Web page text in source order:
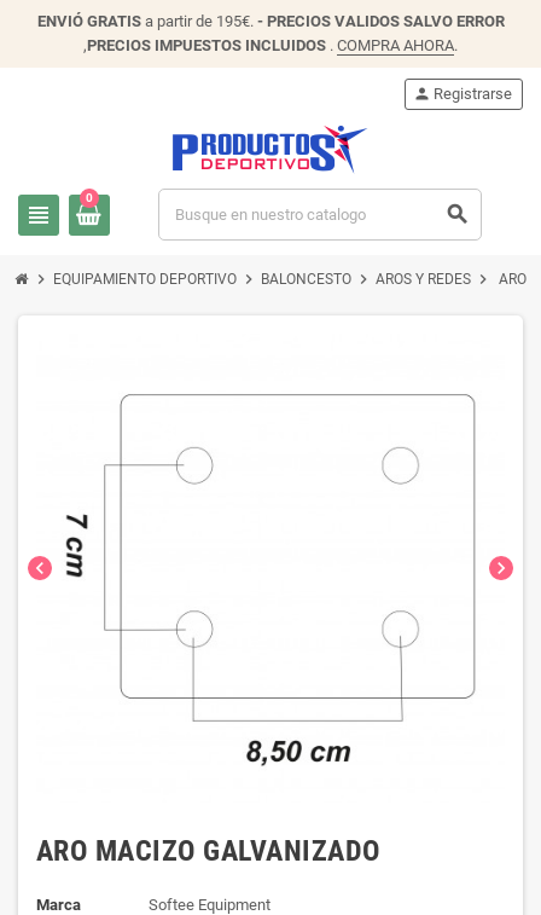
ENVIÓGRATISa partir de 195€. - PRECIOS VALIDOS SALVO ERROR
,PRECIOS IMPUESTOS INCLUIDOS . COMPRA AHORA.
view_headline
person Registrarse
0
search
chevron_right EQUIPAMIENTO DEPORTIVO chevron_right BALONCESTO chevron_right AROS Y REDES chevron_right ARO
chevron_left chevron_right
ARO MACIZO GALVANIZADO
Marca
Softee Equipment